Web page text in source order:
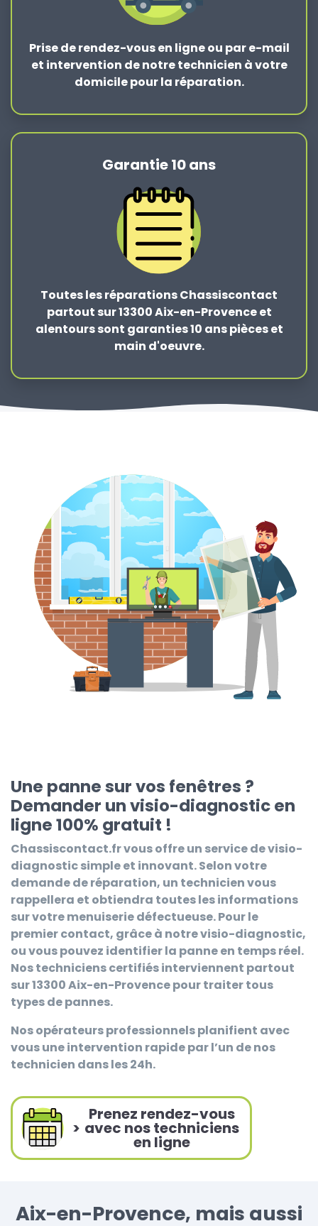
Prise de rendez-vous en ligne ou par e-mail
et intervention de notre technicien à votre
domicile pour la réparation.
Garantie 10 ans
Toutes les réparations Chassiscontact
partout sur 13300 Aix-en-Provence et
alentours sont garanties 10 ans pièces et
main d'oeuvre.
Une panne sur vos fenêtres ?
Demander un visio-diagnostic en
ligne 100% gratuit !
Chassiscontact.frvous offre un service de visio-
diagnostic simple et innovant. Selon votre
demande de réparation, un technicien vous
rappellera et obtiendra toutes les informations
sur votre menuiserie défectueuse. Pour le
premier contact, grâce à notre visio-diagnostic,
ou vous pouvez identifier la panne en temps réel.
Nos techniciens certifiés interviennent partout
sur 13300 Aix-en-Provence pour traiter tous
types de pannes.
Nos opérateurs professionnels planifient avec
vous une intervention rapide par l’un de nos
technicien dans les 24h.
>
Prenez rendez-vous
avec nos techniciens
en ligne
Aix-en-Provence, mais aussi